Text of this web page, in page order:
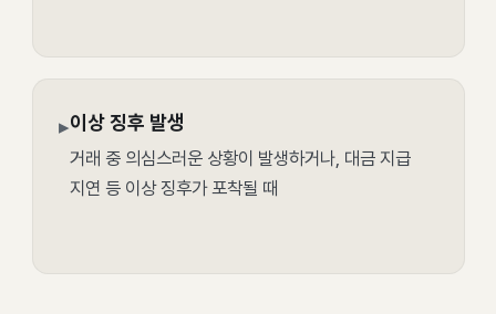
▸이상 징후 발생
거래 중 의심스러운 상황이 발생하거나, 대금 지급
지연 등 이상 징후가 포착될 때